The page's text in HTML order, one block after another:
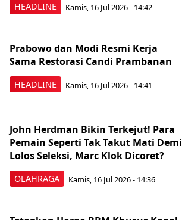
HEADLINE Kamis, 16 Jul 2026 - 14:42
HEADLINE
Prabowo dan Modi Resmi Kerja
Sama Restorasi Candi Prambanan
Kamis, 16 Jul 2026 - 14:41
OLAHRAGA
John Herdman Bikin Terkejut! Para
Pemain Seperti Tak Takut Mati Demi
Lolos Seleksi, Marc Klok Dicoret?
Kamis, 16 Jul 2026 - 14:36